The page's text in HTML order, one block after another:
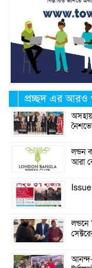
প্রচ্ছদ এর আরও
লন্ডন
আরা
লন্ডনে
আনন্দ-